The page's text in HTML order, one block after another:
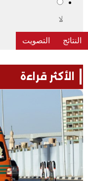
لا
الأكثر قراءة